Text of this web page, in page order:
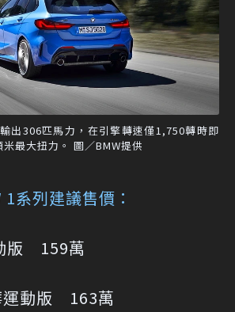
出306匹馬力，在引擎轉速僅1,750轉時即
最大扭力。 圖／BMW提供
系列建議售價：
版 159萬
運動版 163萬